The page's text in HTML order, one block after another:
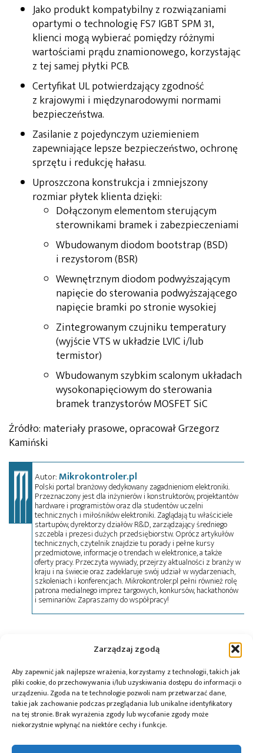
Zarządzaj zgodą
Aby zapewnić jak najlepsze wrażenia, korzystamy z technologii, takich jak
pliki cookie, do przechowywania i/lub uzyskiwania dostępu do informacji o
urządzeniu. Zgoda na te technologie pozwoli nam przetwarzać dane,
takie jak zachowanie podczas przeglądania lub unikalne identyfikatory
na tej stronie. Brak wyrażenia zgody lub wycofanie zgody może
niekorzystnie wpłynąć na niektóre cechy i funkcje.
Jako produkt kompatybilny z rozwiązaniami
opartymi o technologię FS7 IGBT SPM 31,
klienci mogą wybierać pomiędzy różnymi
wartościami prądu znamionowego, korzystając
z tej samej płytki PCB.
Certyfikat UL potwierdzający zgodność
z krajowymi i międzynarodowymi normami
bezpieczeństwa.
Zasilanie z pojedynczym uziemieniem
zapewniające lepsze bezpieczeństwo, ochronę
sprzętu i redukcję hałasu.
Uproszczona konstrukcja i zmniejszony
rozmiar płytek klienta dzięki:
Dołączonym elementom sterującym
sterownikami bramek i zabezpieczeniami
Wbudowanym diodom bootstrap (BSD)
i rezystorom (BSR)
Wewnętrznym diodom podwyższającym
napięcie do sterowania podwyższającego
napięcie bramki po stronie wysokiej
Zintegrowanym czujniku temperatury
(wyjście VTS w układzie LVIC i/lub
termistor)
Wbudowanym szybkim scalonym układach
wysokonapięciowym do sterowania
bramek tranzystorów MOSFET SiC
Źródło: materiały prasowe, opracował Grzegorz
Kamiński
Autor:Mikrokontroler.pl
Polski portal branżowy dedykowany zagadnieniom elektroniki.
Przeznaczony jest dla inżynierów i konstruktorów, projektantów
hardware i programistów oraz dla studentów uczelni
technicznych i miłośników elektroniki. Zaglądają tu właściciele
startupów, dyrektorzy działów R&D, zarządzający średniego
szczebla i prezesi dużych przedsiębiorstw. Oprócz artykułów
technicznych, czytelnik znajdzie tu porady i pełne kursy
przedmiotowe, informacje o trendach w elektronice, a także
oferty pracy. Przeczyta wywiady, przejrzy aktualności z branży w
kraju i na świecie oraz zadeklaruje swój udział w wydarzeniach,
szkoleniach i konferencjach. Mikrokontroler.pl pełni również rolę
patrona medialnego imprez targowych, konkursów, hackathonów
i seminariów. Zapraszamy do współpracy!
Przeczytaj również: